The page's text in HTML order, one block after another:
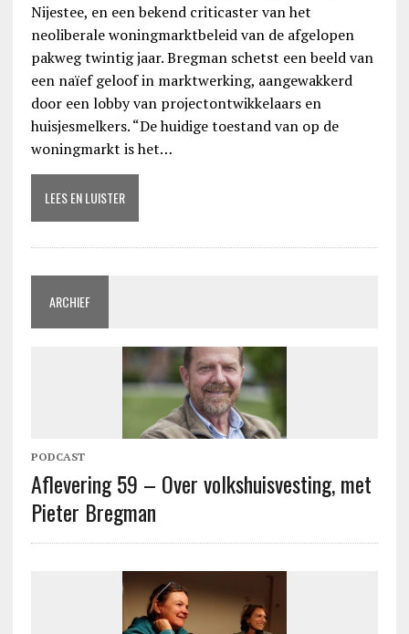
Nijestee, en een bekend criticaster van het
neoliberale woningmarktbeleid van de afgelopen
pakweg twintig jaar. Bregman schetst een beeld van
een naïef geloof in marktwerking, aangewakkerd
door een lobby van projectontwikkelaars en
huisjesmelkers. “De huidige toestand van op de
woningmarkt is het…
LEES EN LUISTER
ARCHIEF
PODCAST
Aflevering 59 – Over volkshuisvesting, met
Pieter Bregman